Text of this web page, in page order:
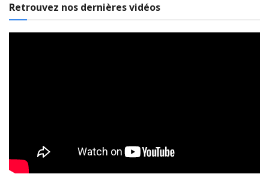
Retrouvez nos dernières vidéos